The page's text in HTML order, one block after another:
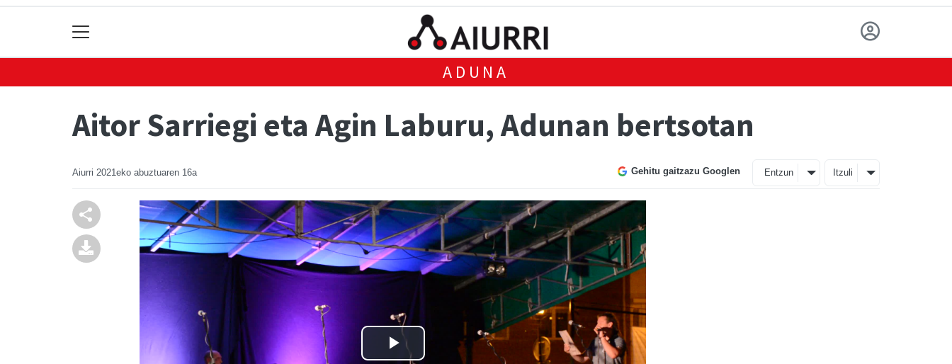
ADUNA
Aitor Sarriegi eta Agin Laburu, Adunan bertsotan
Aiurri 2021eko abuztuaren 16a Gehitu gaitzazu Googlen Entzun Itzuli